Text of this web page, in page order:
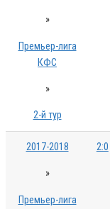
»
Премьер-лига
КФС
»
2-й тур
2017-2018
»
Премьер-лига
2:0